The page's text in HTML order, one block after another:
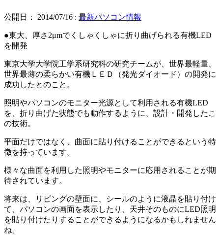
公開日： 2014/07/16 : 最新パソコン情報
●東大、厚さ2μmでくしゃくしゃに折り曲げられる有機LED
を開発
東京大学大学院工学系研究科の研究チームが、世界最軽量、
世界最薄の柔らかい有機ＬＥＤ（発光ダイオード）の開発に
成功したとのこと。
照明やパソコンのモニター光源として利用される有機LED
を、折り曲げた状態でも動作するように、設計・開発したこ
の技術。
平面だけではなく、曲面に貼り付けることができるという特
徴を持っています。
様々な曲面を利用した照明やモニターに応用されることが期
待されています。
将来は、リビングの壁面に、シールのように液晶を貼り付け
て、パソコンの画面を表示したり、天井そのものにLED照明
を貼り付けたりすることができるようになるかもしれません
ね。